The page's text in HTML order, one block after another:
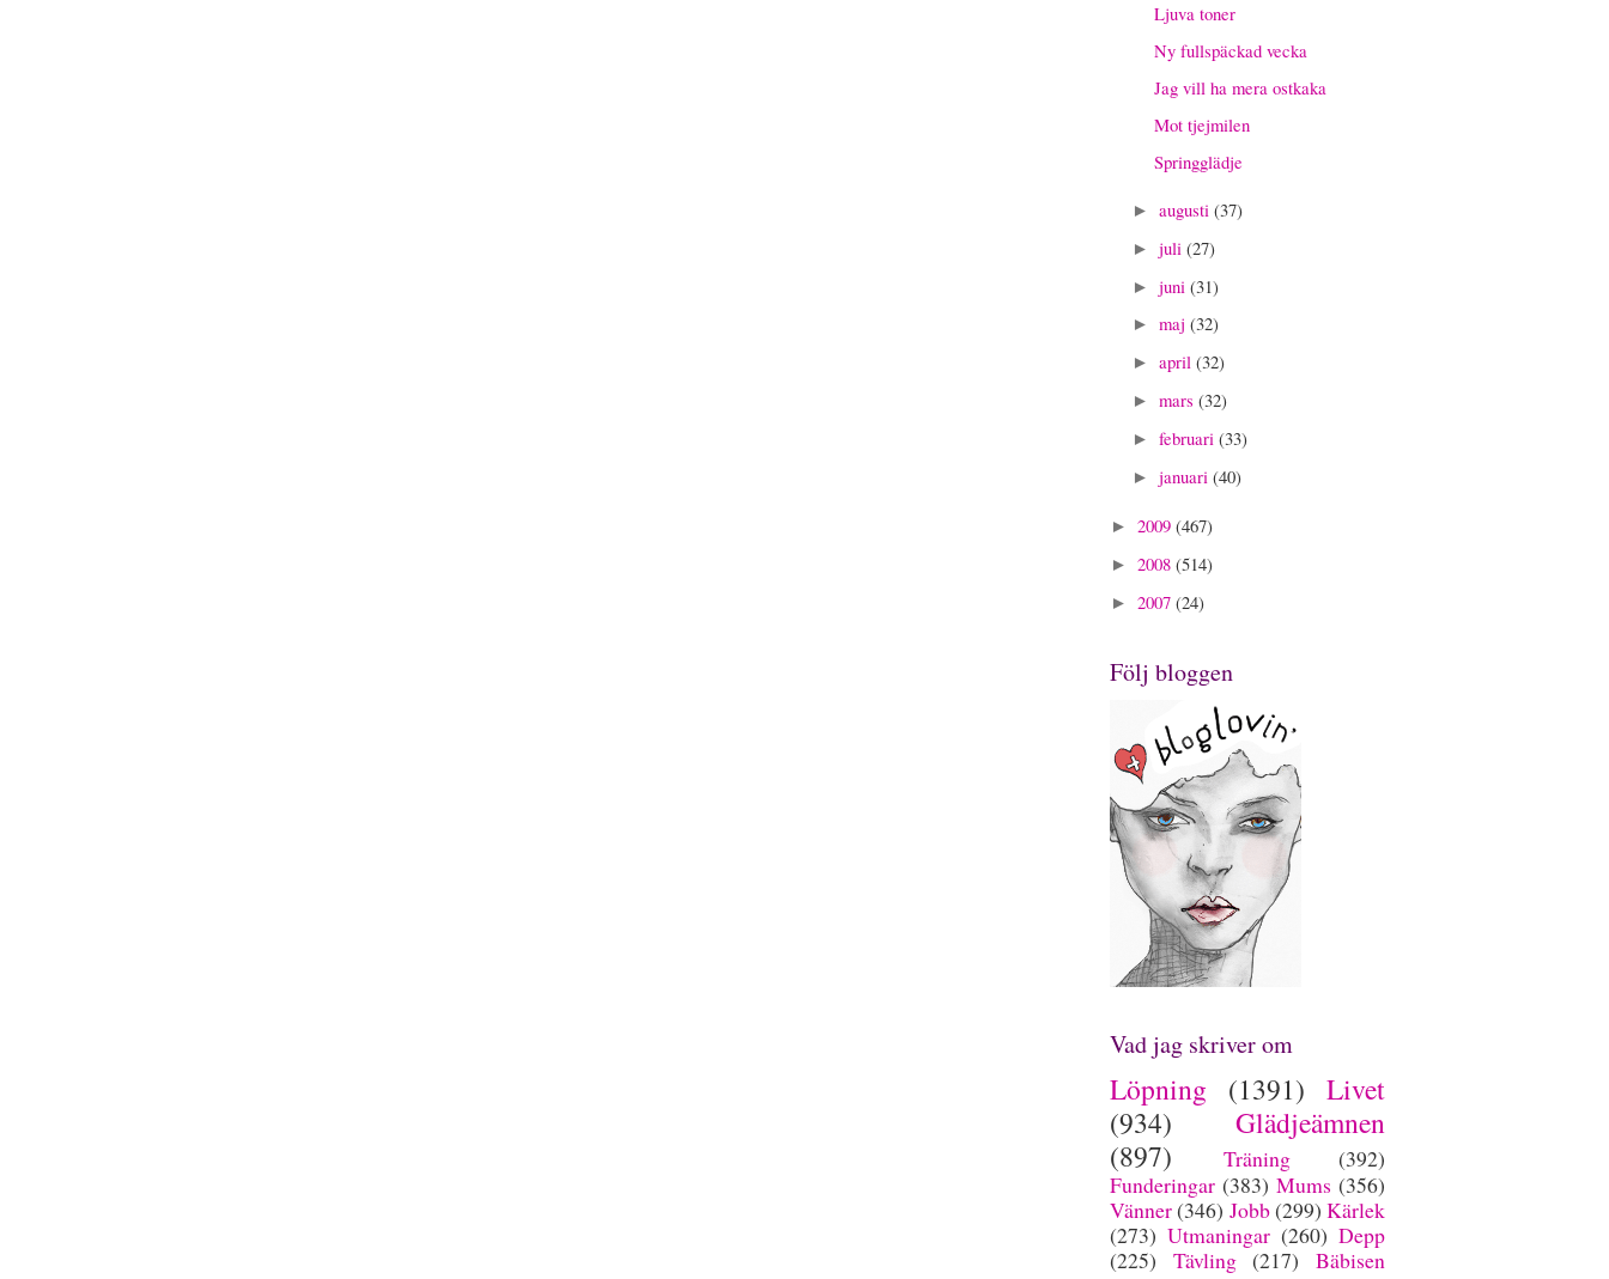
Ljuva toner
Ny fullspäckad vecka
Jag vill ha mera ostkaka
Mot tjejmilen
Springglädje
► augusti (37)
► juli (27)
► juni (31)
► maj (32)
► april (32)
► mars (32)
► februari (33)
► januari (40)
► 2009 (467)
► 2008 (514)
► 2007 (24)
Följ bloggen
Vad jag skriver om
Löpning (1391) Livet
(934)
Glädjeämnen
(897)
Träning
(392)
Funderingar (383) Mums (356)
Vänner(346) Jobb(299) Kärlek
(273) Utmaningar (260) Depp
(225)
Tävling (217)
Bäbisen